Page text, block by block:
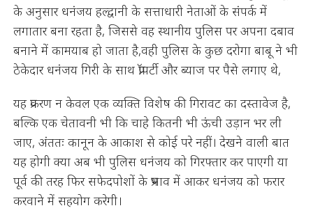
के अनुसार धनंजय हल्द्वानी के सत्ताधारी नेताओं के संपर्क में
लगातार बना रहता है, जिससे वह स्थानीय पुलिस पर अपना दबाव
बनाने में कामयाब हो जाता है,वही पुलिस के कुछ दरोगा बाबू ने भी
ठेकेदार धनंजय गिरी के साथ प्रॉपर्टी और ब्याज पर पैसे लगाए थे,
यह प्रकरण न केवल एक व्यक्ति विशेष की गिरावट का दस्तावेज है,
बल्कि एक चेतावनी भी कि चाहे कितनी भी ऊंची उड़ान भर ली
जाए, अंततः कानून के आकाश से कोई परे नहीं। देखने वाली बात
यह होगी क्या अब भी पुलिस धनंजय को गिरफ्तार कर पाएगी या
पूर्व की तरह फिर सफेदपोशों के प्रभाव में आकर धनंजय को फरार
करवाने में सहयोग करेगी।